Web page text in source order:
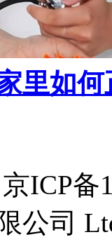
里如
ICP备
公司